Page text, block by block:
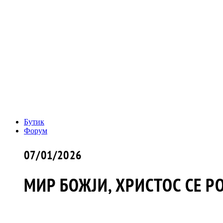
Бутик
Форум
07/01/2026
МИР БОЖЈИ, ХРИСТОС СЕ